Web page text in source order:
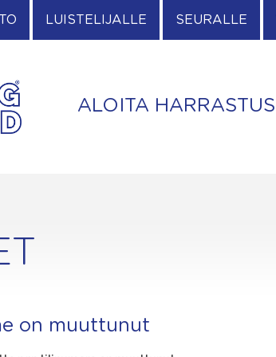
LUISTELIJALLE SEURALLE
ALOITA HARRASTUS
on muuttunut